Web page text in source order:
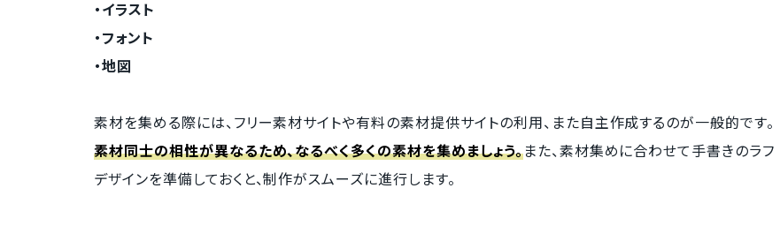
・イラスト
・フォント
・地図
素材を集める際には、フリー素材サイトや有料の素材提供サイトの利用、また自主作成するのが一般的です。
素材同士の相性が異なるため、なるべく多くの素材を集めましょう。また、素材集めに合わせて手書きのラフ
デザインを準備しておくと、制作がスムーズに進行します。